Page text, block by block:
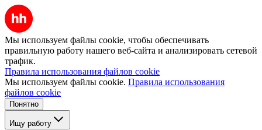
Мы используем файлы cookie, чтобы обеспечивать
правильную работу нашего веб-сайта и анализировать сетевой
трафик.
Правила использования файлов cookie
Мы используем файлы cookie. Правила использования
файлов cookie
Понятно
Ищу работу